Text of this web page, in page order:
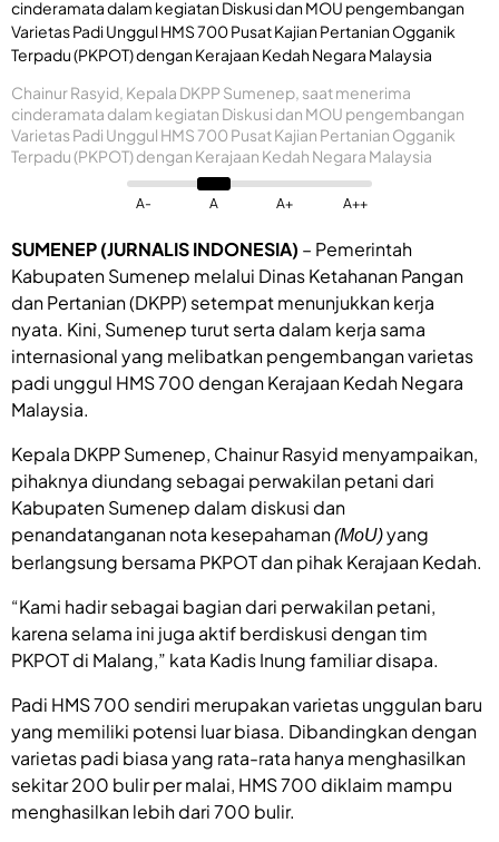
Chainur Rasyid, Kepala DKPP Sumenep, saat menerima
cinderamata dalam kegiatan Diskusi dan MOU pengembangan
Varietas Padi Unggul HMS 700 Pusat Kajian Pertanian Ogganik
Terpadu (PKPOT) dengan Kerajaan Kedah Negara Malaysia
A- A A+ A++
SUMENEP (JURNALIS INDONESIA) – Pemerintah
Kabupaten Sumenep melalui Dinas Ketahanan Pangan
dan Pertanian (DKPP) setempat menunjukkan kerja
nyata. Kini, Sumenep turut serta dalam kerja sama
internasional yang melibatkan pengembangan varietas
padi unggul HMS 700 dengan Kerajaan Kedah Negara
Malaysia.
Kepala DKPP Sumenep, Chainur Rasyid menyampaikan,
pihaknya diundang sebagai perwakilan petani dari
Kabupaten Sumenep dalam diskusi dan
penandatanganan nota kesepahaman(MoU)yang
berlangsung bersama PKPOT dan pihak Kerajaan Kedah.
“Kami hadir sebagai bagian dari perwakilan petani,
karena selama ini juga aktif berdiskusi dengan tim
PKPOT di Malang,” kata Kadis Inung familiar disapa.
Padi HMS 700 sendiri merupakan varietas unggulan baru
yang memiliki potensi luar biasa. Dibandingkan dengan
varietas padi biasa yang rata-rata hanya menghasilkan
sekitar 200 bulir per malai, HMS 700 diklaim mampu
menghasilkan lebih dari 700 bulir.